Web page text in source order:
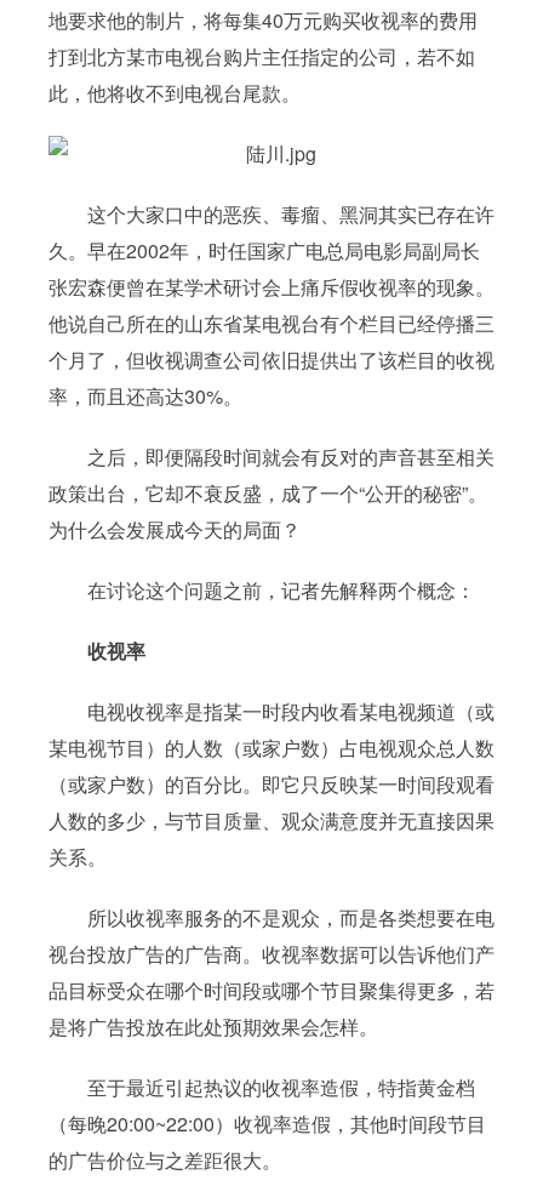
地要求他的制片，将每集40万元购买收视率的费用
打到北方某市电视台购片主任指定的公司，若不如
此，他将收不到电视台尾款。
这个大家口中的恶疾、毒瘤、黑洞其实已存在许
久。早在2002年，时任国家广电总局电影局副局长
张宏森便曾在某学术研讨会上痛斥假收视率的现象。
他说自己所在的山东省某电视台有个栏目已经停播三
个月了，但收视调查公司依旧提供出了该栏目的收视
率，而且还高达30%。
之后，即便隔段时间就会有反对的声音甚至相关
政策出台，它却不衰反盛，成了一个“公开的秘密”。
为什么会发展成今天的局面？
在讨论这个问题之前，记者先解释两个概念：
收视率
电视收视率是指某一时段内收看某电视频道（或
某电视节目）的人数（或家户数）占电视观众总人数
（或家户数）的百分比。即它只反映某一时间段观看
人数的多少，与节目质量、观众满意度并无直接因果
关系。
所以收视率服务的不是观众，而是各类想要在电
视台投放广告的广告商。收视率数据可以告诉他们产
品目标受众在哪个时间段或哪个节目聚集得更多，若
是将广告投放在此处预期效果会怎样。
至于最近引起热议的收视率造假，特指黄金档
（每晚20:00~22:00）收视率造假，其他时间段节目
的广告价位与之差距很大。